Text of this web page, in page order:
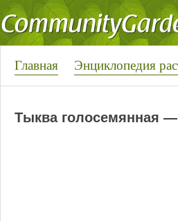
Главная Энциклопедия
Тыква голосемянная